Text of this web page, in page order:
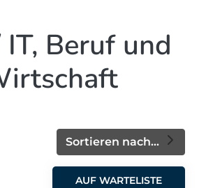
IT, Beruf und
Sortieren nach...
AUF WARTELISTE